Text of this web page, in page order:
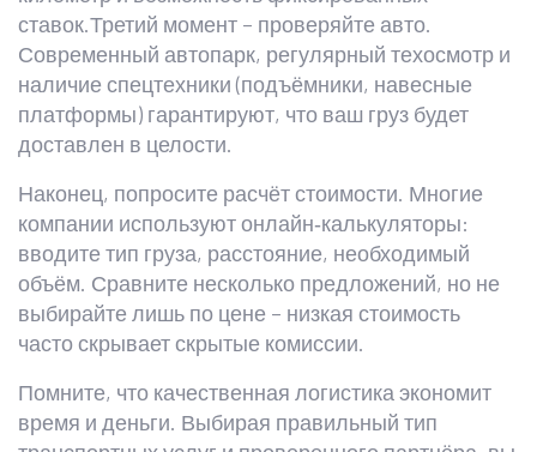
ставок.Третий момент – проверяйте авто.
Современный автопарк, регулярный техосмотр и
наличие спецтехники (подъёмники, навесные
платформы) гарантируют, что ваш груз будет
доставлен в целости.
Наконец, попросите расчёт стоимости. Многие
компании используют онлайн‑калькуляторы:
вводите тип груза, расстояние, необходимый
объём. Сравните несколько предложений, но не
выбирайте лишь по цене – низкая стоимость
часто скрывает скрытые комиссии.
Помните, что качественная логистика экономит
время и деньги. Выбирая правильный тип